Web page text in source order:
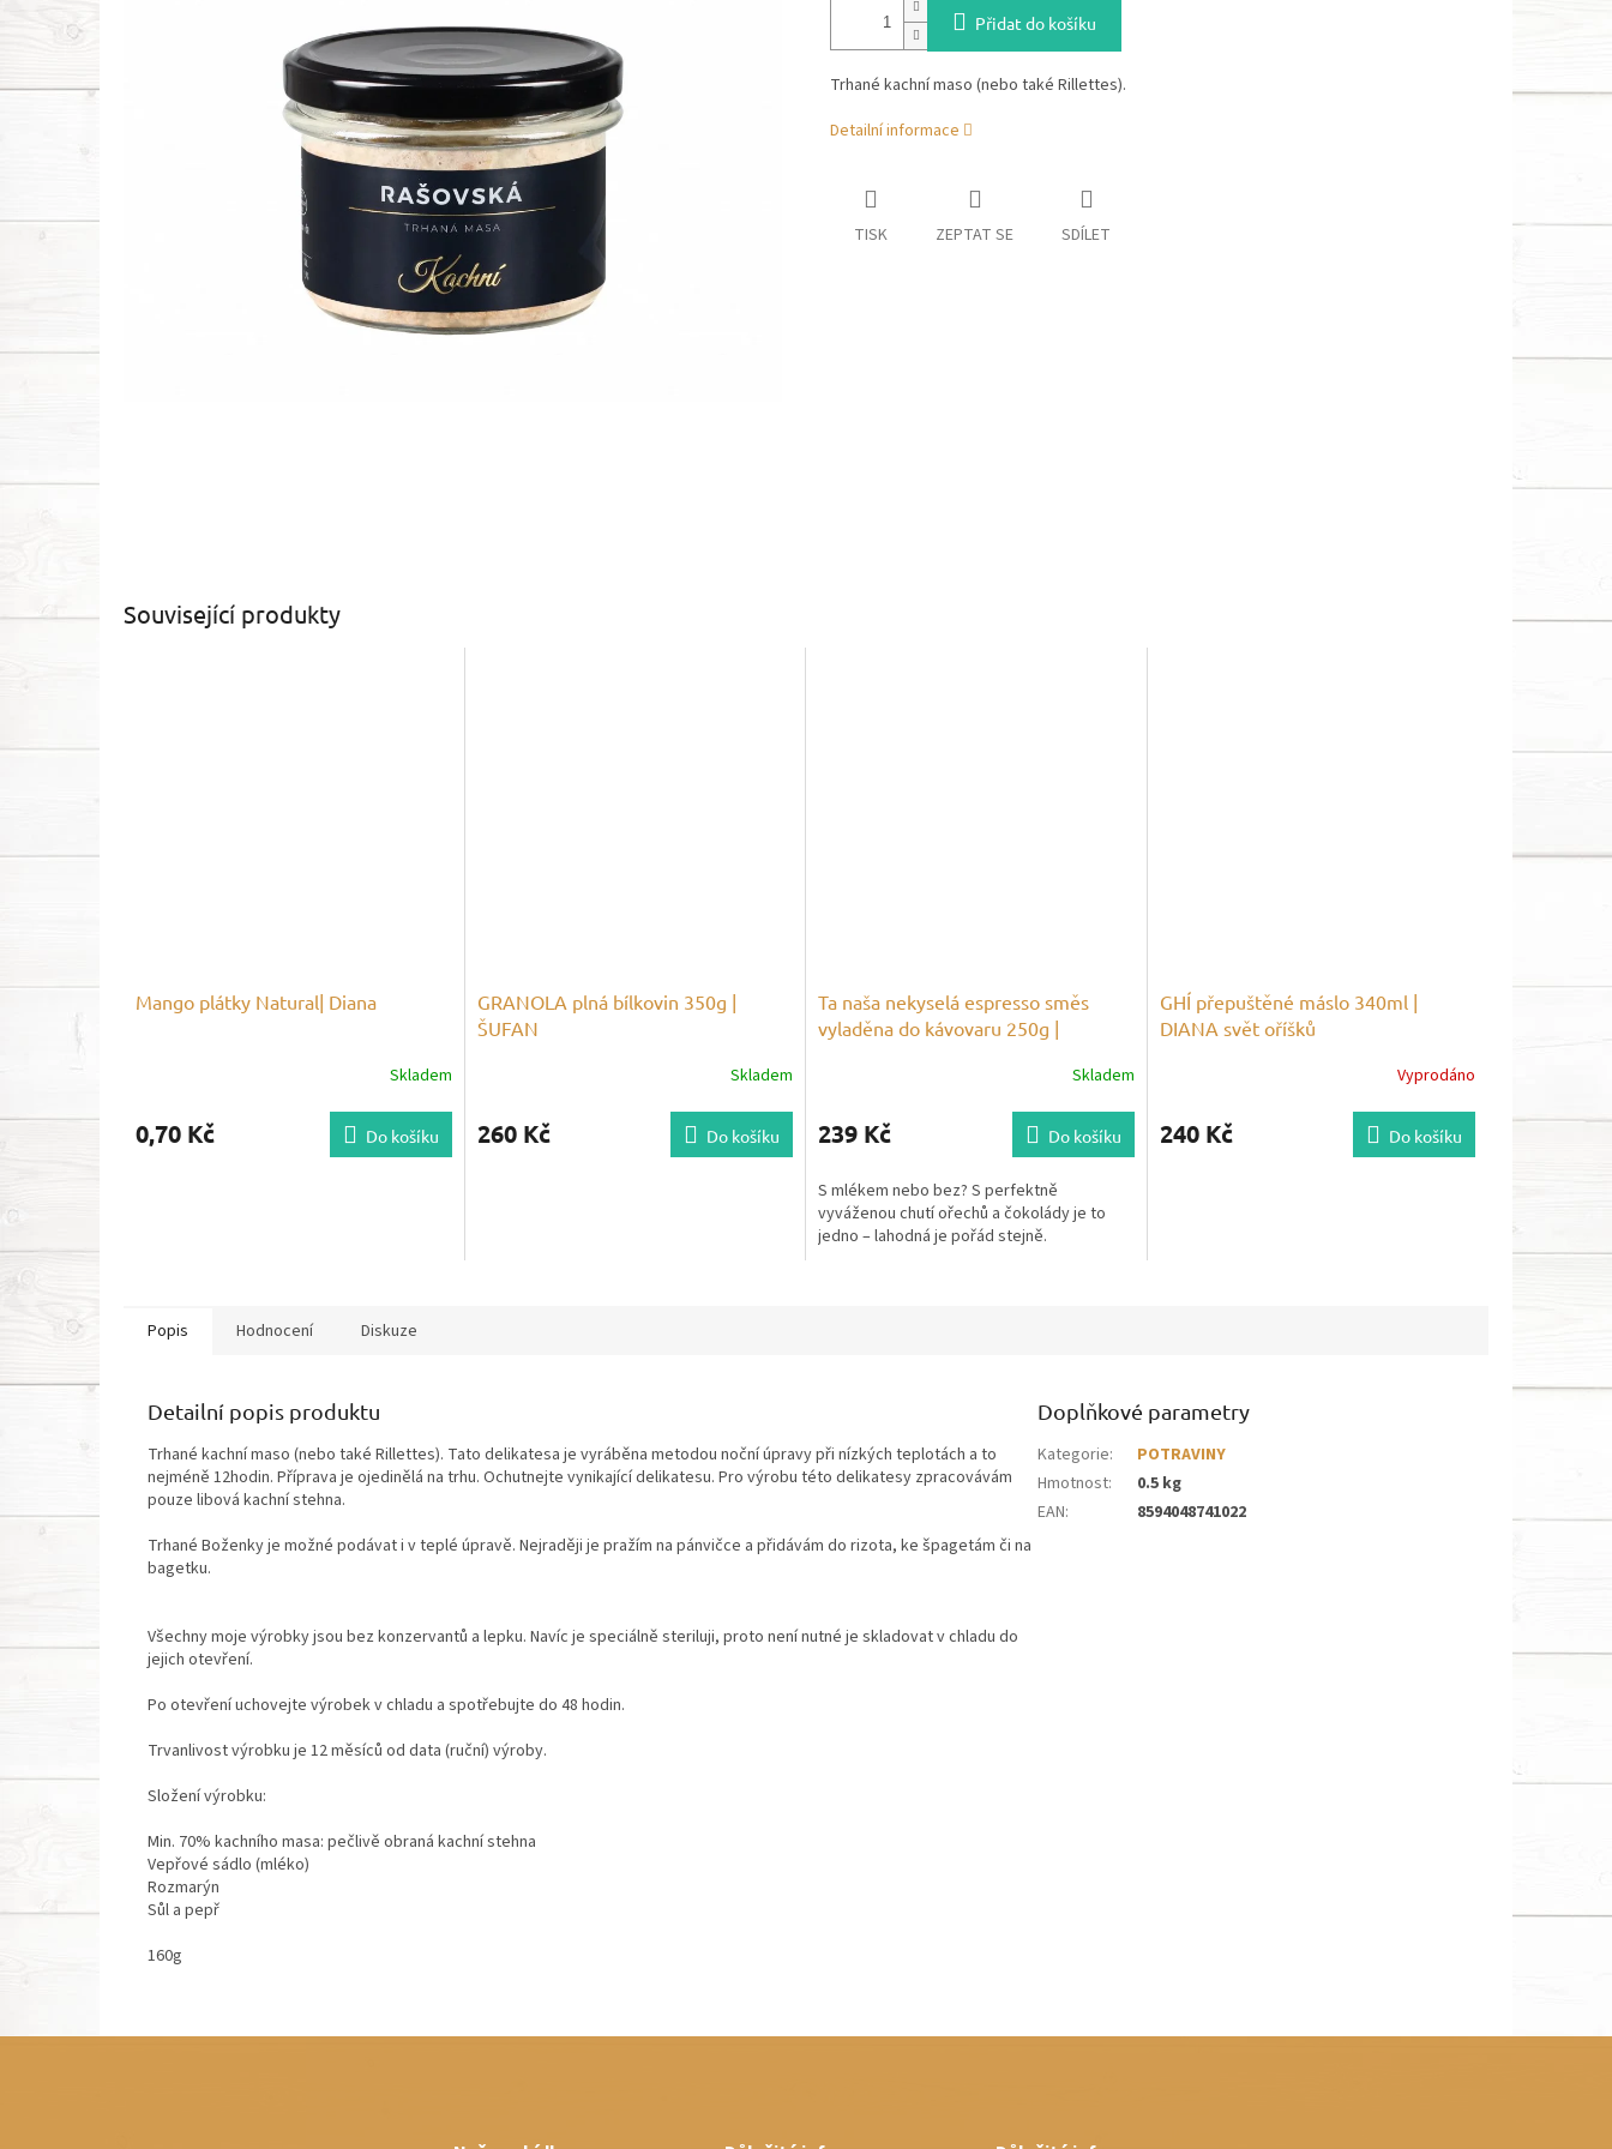
Přidat do košíku
Trhané kachní maso (nebo také Rillettes).
Detailní informace
TISK ZEPTAT SE SDÍLET
Související produkty
Mango plátky Natural| Diana
Skladem
0,70 Kč Do košíku
GRANOLA plná bílkovin 350g |
ŠUFAN
Skladem
260 Kč Do košíku
Ta naša nekyselá espresso směs
vyladěna do kávovaru 250g |
Skladem
239 Kč Do košíku
S mlékem nebo bez? S perfektně
vyváženou chutí ořechů a čokolády je to
jedno – lahodná je pořád stejně.
GHÍ přepuštěné máslo 340ml |
DIANA svět oříšků
Vyprodáno
240 Kč Do košíku
Popis Hodnocení Diskuze
Detailní popis produktu
Trhané kachní maso (nebo také Rillettes). Tato delikatesa je vyráběna metodou noční úpravy při nízkých teplotách a to
nejméně 12hodin. Příprava je ojedinělá na trhu. Ochutnejte vynikající delikatesu. Pro výrobu této delikatesy zpracovávám
pouze libová kachní stehna.
Trhané Boženky je možné podávat i v teplé úpravě. Nejraději je pražím na pánvičce a přidávám do rizota, ke špagetám či na
bagetku.
Všechny moje výrobky jsou bez konzervantů a lepku. Navíc je speciálně steriluji, proto není nutné je skladovat v chladu do
jejich otevření.
Po otevření uchovejte výrobek v chladu a spotřebujte do 48 hodin.
Trvanlivost výrobku je 12 měsíců od data (ruční) výroby.
Složení výrobku:
Min. 70% kachního masa: pečlivě obraná kachní stehna
Vepřové sádlo (mléko)
Rozmarýn
Sůl a pepř
160g
Doplňkové parametry
Kategorie:
POTRAVINY
Hmotnost:
0.5 kg
EAN: 8594048741022